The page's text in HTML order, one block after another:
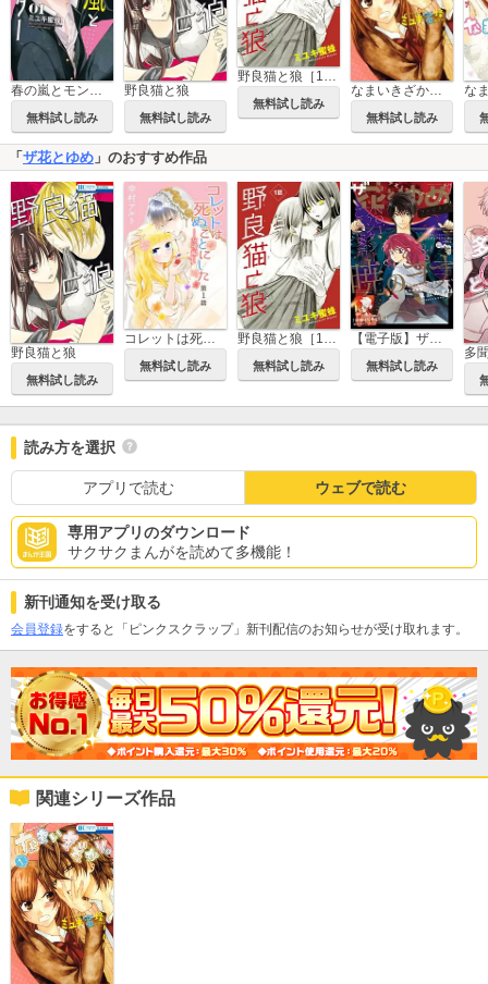
春の嵐とモンスター
無料試し読み
野良猫と狼
無料試し読み
野良猫と狼［1話売り］
無料試し読み
なまいきざかり。
無料試し読み
「 ザ花とゆめ 」のおすすめ作品
野良猫と狼
無料試し読み
コレットは死ぬことにした―女神編―［1話売り］
無料試し読み
野良猫と狼［1話売り］
無料試し読み
【電子版】ザ花とゆめ
無料試し読み
読み方を選択
アプリで読む ウェブで読む
専用アプリのダウンロード
サクサクまんがを読めて多機能！
新刊通知を受け取る
会員登録をすると「ピンクスクラップ」新刊配信のお知らせが受け取れます。
関連シリーズ作品